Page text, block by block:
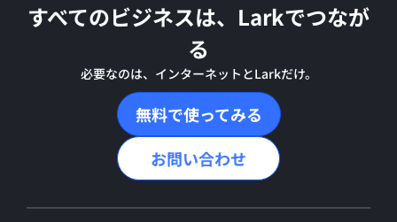
すべてのビジネスは、Larkでつなが
る
必要なのは、インターネットとLarkだけ。
無料で使ってみる
お問い合わせ